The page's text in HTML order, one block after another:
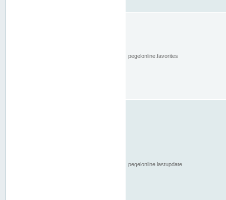
pegelonline.favorites
pegelonline.lastupdate